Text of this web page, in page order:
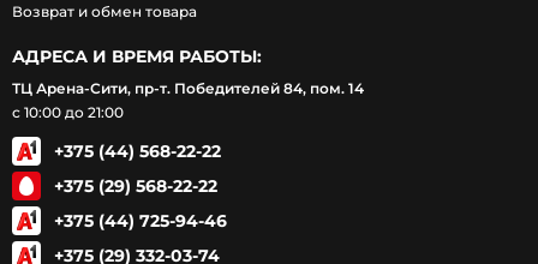
Возврат и обмен товара
АДРЕСА И ВРЕМЯ РАБОТЫ:
ТЦ Арена-Сити, пр-т. Победителей 84, пом. 14
с 10:00 до 21:00
+375 (44) 568-22-22
+375 (29) 568-22-22
+375 (44) 725-94-46
+375 (29) 332-03-74